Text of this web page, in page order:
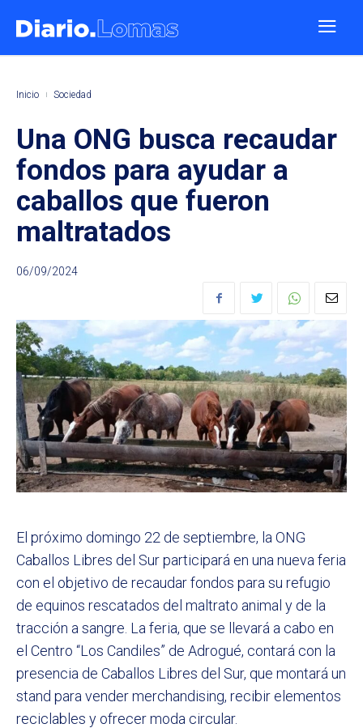
Inicio Sociedad
Una ONG busca recaudar
fondos para ayudar a
caballos que fueron
maltratados
06/09/2024
El próximo domingo 22 de septiembre, la ONG
Caballos Libres del Sur participará en una nueva feria
con el objetivo de recaudar fondos para su refugio
de equinos rescatados del maltrato animal y de la
tracción a sangre. La feria, que se llevará a cabo en
el Centro “Los Candiles” de Adrogué, contará con la
presencia de Caballos Libres del Sur, que montará un
stand para vender merchandising, recibir elementos
reciclables y ofrecer moda circular.